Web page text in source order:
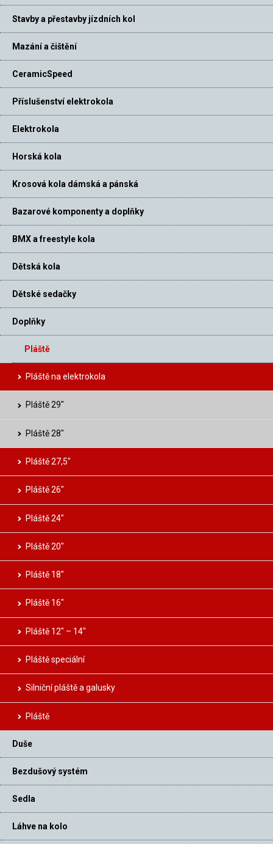
Stavby a přestavby jízdních kol
Mazání a čištění
CeramicSpeed
Příslušenství elektrokola
Elektrokola
Horská kola
Krosová kola dámská a pánská
Bazarové komponenty a doplňky
BMX a freestyle kola
Dětská kola
Dětské sedačky
Doplňky
Pláště
Pláště na elektrokola
Pláště 29″
Pláště 28″
Pláště 27,5″
Pláště 26″
Pláště 24″
Pláště 20″
Pláště 18″
Pláště 16″
Pláště 12″ – 14″
Pláště speciální
Silniční pláště a galusky
Pláště
Duše
Bezdušový systém
Sedla
Láhve na kolo